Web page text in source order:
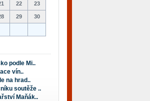
22 23
29 30
podle Mi..
vín..
na hrad..
soutěže ..
Maňák..